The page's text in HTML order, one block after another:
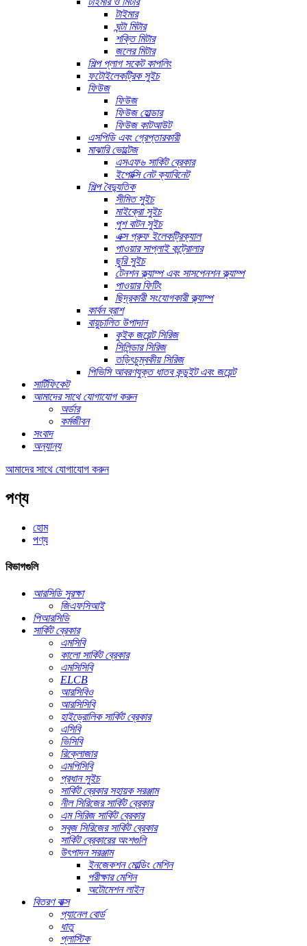
টাইমার
ঘন্টা মিটার
শক্তি মিটার
জলের মিটার
শিল্প প্লাগ সকেট কাপলিং
ফটোইলেকট্রিক সুইচ
ফিউজ
ফিউজ
ফিউজ হোল্ডার
ফিউজ কাটআউট
এসপিডি এবং গ্রেপ্তারকারী
মাঝারি ভোল্টেজ
এসএফ৬ সার্কিট ব্রেকার
ইপোক্সি নেট ক্যাবিনেট
শিল্প বৈদ্যুতিক
সীমিত সুইচ
মাইক্রো সুইচ
পুশ বাটন সুইচ
এক্স প্রুফ ইলেকট্রিক্যাল
পাওয়ার সাপ্লাই কন্ট্রোলার
ছুরি সুইচ
টেনশন ক্ল্যাম্প এবং সাসপেনশন ক্ল্যাম্প
পাওয়ার ফিটিং
ছিদ্রকারী সংযোগকারী ক্ল্যাম্প
কার্বন ব্রাশ
বায়ুচালিত উপাদান
কুইক জয়েন্ট সিরিজ
সিলিন্ডার সিরিজ
তড়িৎচুম্বকীয় সিরিজ
পিভিসি আবরণযুক্ত ধাতব কন্ডুইট এবং জয়েন্ট
সার্টিফিকেট
আমাদের সাথে যোগাযোগ করুন
অর্ডার
কর্মজীবন
সংবাদ
অন্যান্য
আমাদের সাথে যোগাযোগ করুন
পণ্য
হোম
পণ্য
বিভাগগুলি
আরসিডি সুরক্ষা
জিএফসিআই
পিআরসিডি
সার্কিট ব্রেকার
এমসিবি
কালো সার্কিট ব্রেকার
এমসিসিবি
ELCB
আরসিবিও
আরসিসিবি
হাইড্রোলিক সার্কিট ব্রেকার
এসিবি
ভিসিবি
রিক্লোজার
এমপিসিবি
প্রধান সুইচ
সার্কিট ব্রেকার সহায়ক সরঞ্জাম
নীল সিরিজের সার্কিট ব্রেকার
এম সিরিজ সার্কিট ব্রেকার
সবুজ সিরিজের সার্কিট ব্রেকার
সার্কিট ব্রেকারের অংশগুলি
উৎপাদন সরঞ্জাম
ইনজেকশন মোল্ডিং মেশিন
পরীক্ষার মেশিন
অটোমেশন লাইন
বিতরণ বাক্স
প্যানেল বোর্ড
ধাতু
প্লাস্টিক